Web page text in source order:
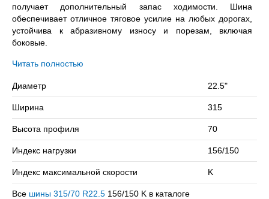
получает дополнительный запас ходимости. Шина
обеспечивает отличное тяговое усилие на любых дорогах,
устойчива к абразивному износу и порезам, включая
боковые.
Goodyear OMNITRAC S HL 315/70R22.5 – всесезонная
на колесо (одинарная / двойная ошиновка) и максимальной
скоростью в 110 км/ч.
Сомневаетесь в выборе? Позвоните нам – подберем
подходящий вариант!
Читать полностью
Диаметр 22.5"
Ширина 315
Высота профиля 70
Индекс нагрузки 156/150
Индекс максимальной скорости K
Все шины 315/70 R22.5 156/150 K в каталоге